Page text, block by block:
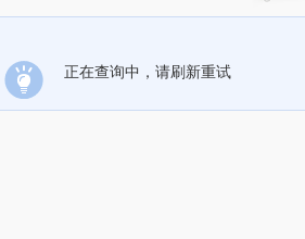
正在查询中，请刷新重试